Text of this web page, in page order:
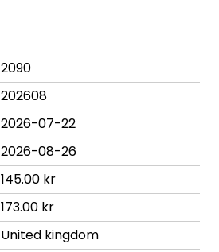
2090
202608
2026-07-22
2026-08-26
145.00 kr
173.00 kr
United kingdom